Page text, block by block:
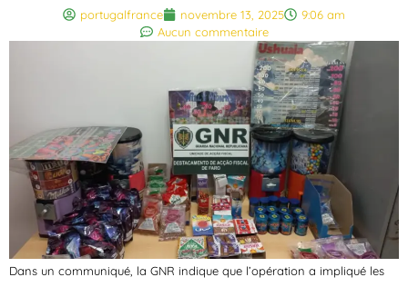
portugalfrance novembre 13, 2025
9:06 am
Aucun commentaire
Dans un communiqué, la GNR indique que l’opération a impliqué les